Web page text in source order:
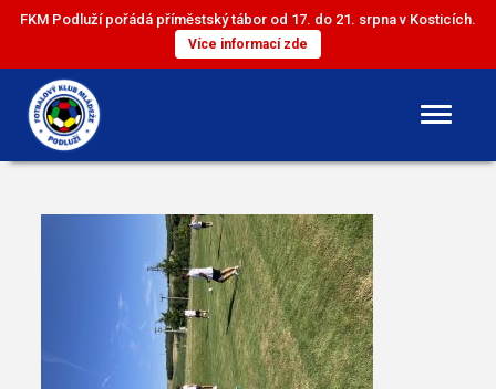
FKM Podluží pořádá příměstský tábor od 17. do 21. srpna v Kosticích.
Více informací zde
ST. ŽÁCI
ML. ŽÁCI
ST. PŘÍPRAVKA